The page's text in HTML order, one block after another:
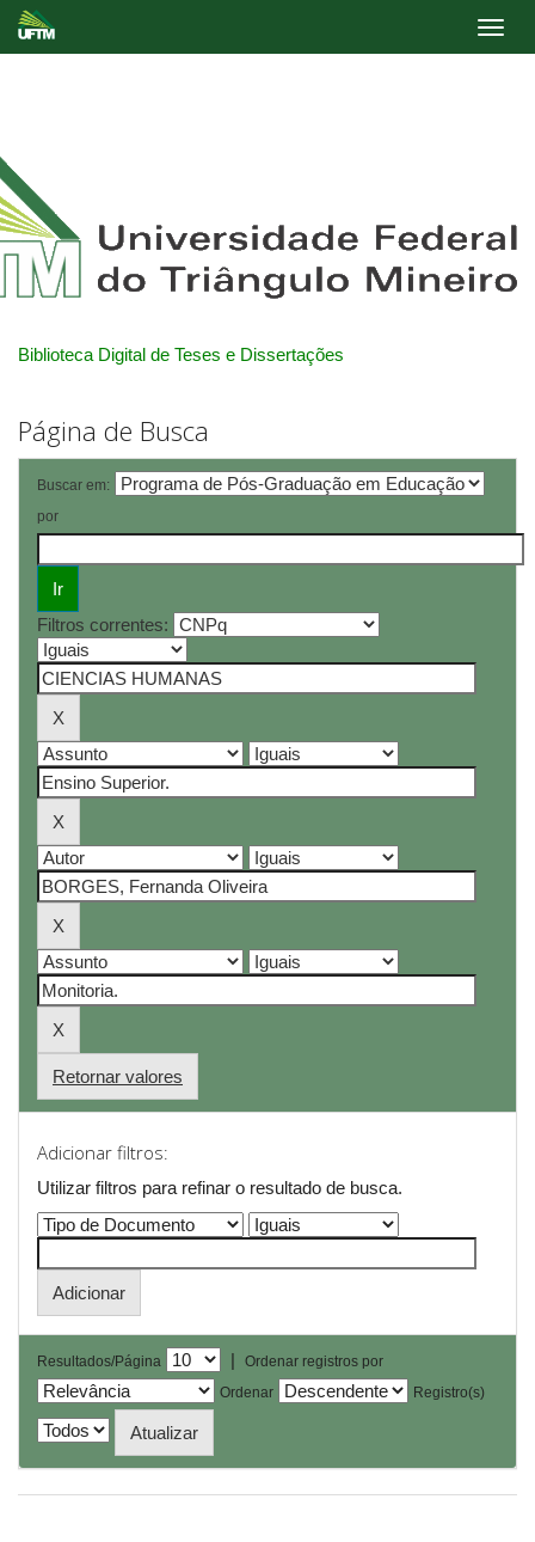
Biblioteca Digital de Teses e Dissertações
Página de Busca
Buscar em:
por
Filtros correntes:
Retornar valores
Adicionar filtros:
Utilizar filtros para refinar o resultado de busca.
Resultados/Página |
Ordenar registros por
Ordenar
Registro(s)